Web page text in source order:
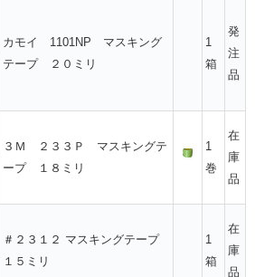
カモイ 1101NP マスキング
テープ ２０ミリ
1
箱
発
注
品
３Ｍ ２３３Ｐ マスキングテ
ープ １８ミリ
1
巻
在
庫
品
＃２３１２ マスキングテープ
１５ミリ
1
箱
在
庫
品